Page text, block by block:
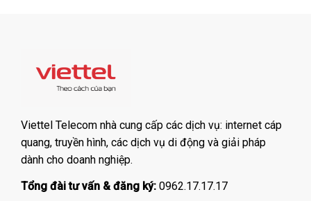
Viettel Telecom nhà cung cấp các dịch vụ: internet cáp
quang, truyền hình, các dịch vụ di động và giải pháp
dành cho doanh nghiệp.
Tổng đài tư vấn & đăng ký: 0962.17.17.17